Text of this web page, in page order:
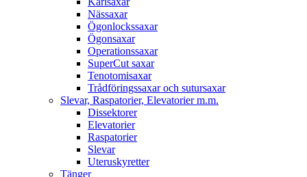
Nässaxar
Ögonlockssaxar
Ögonsaxar
Operationssaxar
SuperCut saxar
Tenotomisaxar
Trådföringssaxar och sutursaxar
Slevar, Raspatorier, Elevatorier m.m.
Dissektorer
Elevatorier
Raspatorier
Slevar
Uteruskyretter
Tänger